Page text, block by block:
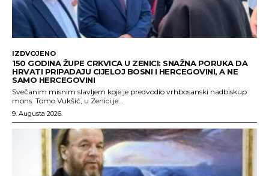
IZDVOJENO
150 GODINA ŽUPE CRKVICA U ZENICI: SNAŽNA PORUKA DA
HRVATI PRIPADAJU CIJELOJ BOSNI I HERCEGOVINI, A NE
SAMO HERCEGOVINI
Svečanim misnim slavljem koje je predvodio vrhbosanski nadbiskup
mons. Tomo Vukšić, u Zenici je...
9. Augusta 2026.